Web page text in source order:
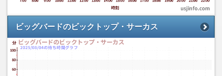
ビッグバードのビックトップ・サーカス